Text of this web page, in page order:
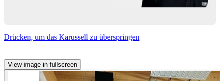
Drücken, um das Karussell zu überspringen
View image in fullscreen